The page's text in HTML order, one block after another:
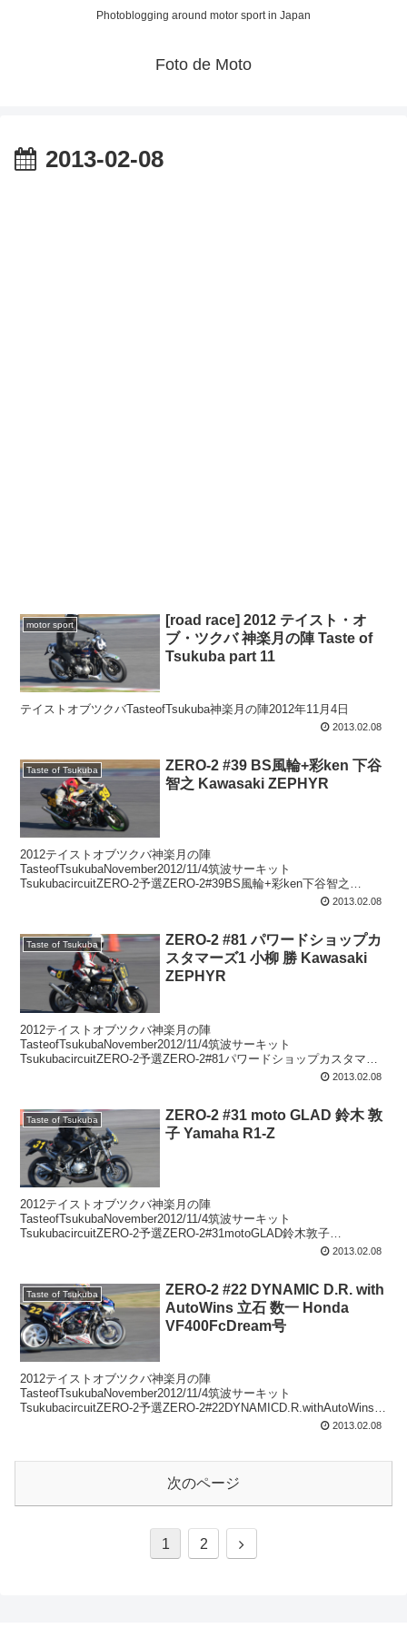
Photoblogging around motor sport in Japan
Foto de Moto
2013-02-08
motor sport
[road race] 2012 テイスト・オ
ブ・ツクバ 神楽月の陣 Taste of
Tsukuba part 11
テイストオブツクバTasteofTsukuba神楽月の陣2012年11月4日
2013.02.08
Taste of Tsukuba
ZERO-2 #39 BS風輪+彩ken 下谷
智之 Kawasaki ZEPHYR
2012テイストオブツクバ神楽月の陣
TasteofTsukubaNovember2012/11/4筑波サーキット
TsukubacircuitZERO-2予選ZERO-2#39BS風輪+彩ken下谷智之
2013.02.08
Taste of Tsukuba
ZERO-2 #81 パワードショップカ
スタマーズ1 小柳 勝 Kawasaki
ZEPHYR
2012テイストオブツクバ神楽月の陣
TasteofTsukubaNovember2012/11/4筑波サーキット
TsukubacircuitZERO-2予選ZERO-2#81パワードショップカスタマー
2013.02.08
Taste of Tsukuba
ZERO-2 #31 moto GLAD 鈴木 敦
子 Yamaha R1-Z
2012テイストオブツクバ神楽月の陣
TasteofTsukubaNovember2012/11/4筑波サーキット
TsukubacircuitZERO-2予選ZERO-2#31motoGLAD鈴木敦子
2013.02.08
Taste of Tsukuba
ZERO-2 #22 DYNAMIC D.R. with
AutoWins 立石 数一 Honda
VF400FcDream号
2012テイストオブツクバ神楽月の陣
TasteofTsukubaNovember2012/11/4筑波サーキット
TsukubacircuitZERO-2予選ZERO-2#22DYNAMICD.R.withAutoWins立
2013.02.08
次のページ
1 2
次